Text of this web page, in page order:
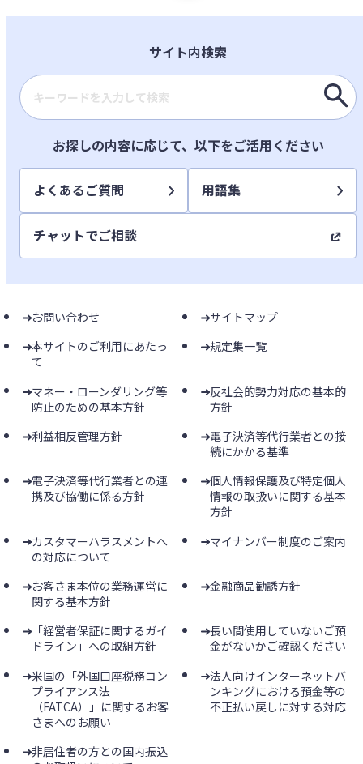
サイト内検索
検索キーワード入力
お探しの内容に応じて、以下をご活用ください
よくあるご質問 用語集
チャットでご相談
お問い合わせ
サイトマップ
本サイトのご利用にあたっ
て
規定集一覧
マネー・ローンダリング等
防止のための基本方針
反社会的勢力対応の基本的
方針
利益相反管理方針
電子決済等代行業者との接
続にかかる基準
電子決済等代行業者との連
携及び協働に係る方針
個人情報保護及び特定個人
情報の取扱いに関する基本
方針
カスタマーハラスメントへ
の対応について
マイナンバー制度のご案内
お客さま本位の業務運営に
関する基本方針
金融商品勧誘方針
「経営者保証に関するガイ
ドライン」への取組方針
長い間使用していないご預
金がないかご確認ください
米国の「外国口座税務コン
プライアンス法
（FATCA）」に関するお客
さまへのお願い
法人向けインターネットバ
ンキングにおける預金等の
不正払い戻しに対する対応
非居住者の方との国内振込